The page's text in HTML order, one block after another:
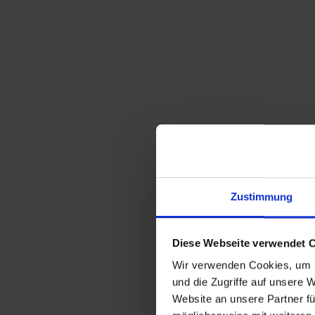
Zustimmung
Diese Webseite verwendet
Wir verwenden Cookies,
und die Zugriffe auf unsere
Website an unsere Partner